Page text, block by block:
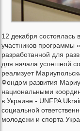
12 декабря
участников программы
разработанной для
для начала успешной
реализует
Фондом развития
национальными
в Украине - UNFPA
социальной
молодежи и спорта